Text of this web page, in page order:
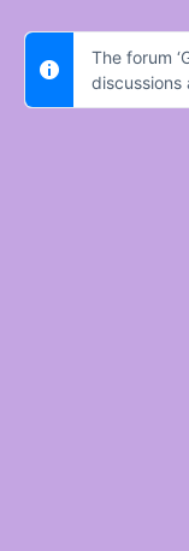
The forum
discussions